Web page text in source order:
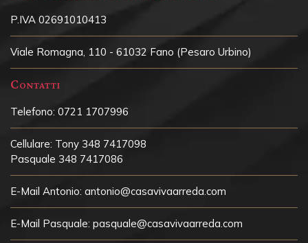
P.IVA 02691010413
Viale Romagna, 110 - 61032 Fano (Pesaro Urbino)
Contatti
Telefono: 0721 1707996
Cellulare: Tony 348 7417098
Pasquale 348 7417086
E-Mail Antonio: antonio@casavivaarreda.com
E-Mail Pasquale: pasquale@casavivaarreda.com